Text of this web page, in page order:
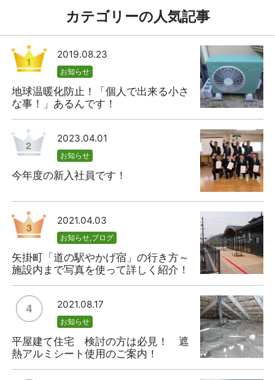
カテゴリーの人気記事
2019.08.23
お知らせ
地球温暖化防止！「個人で出来る小さ
な事！」あるんです！
2023.04.01
お知らせ
今年度の新入社員です！
2021.04.03
お知らせ,ブログ
矢掛町「道の駅やかげ宿」の行き方～
施設内まで写真を使って詳しく紹介！
2021.08.17
お知らせ
平屋建て住宅 検討の方は必見！ 遮
熱アルミシート使用のご案内！